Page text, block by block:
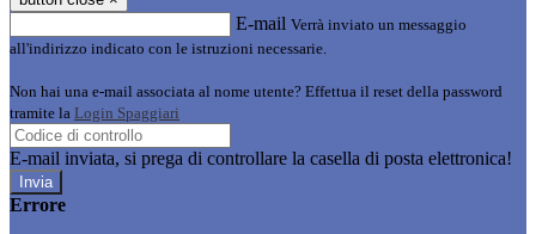
E-mail Verrà inviato un messaggio
all'indirizzo indicato con le istruzioni necessarie.
Non hai una e-mail associata al nome utente? Effettua il reset della password
tramite la Login Spaggiari
E-mail inviata, si prega di controllare la casella di posta elettronica!
Errore